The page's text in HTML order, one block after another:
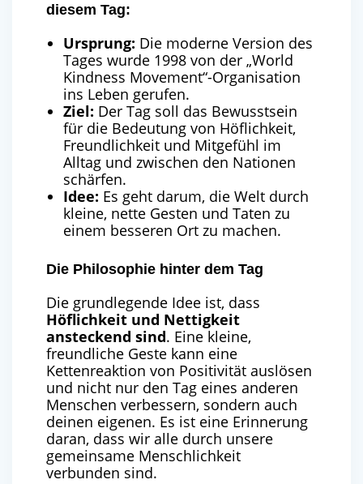
diesem Tag:
Ursprung: Die moderne Version des
Tages wurde 1998 von der „World
Kindness Movement“-Organisation
ins Leben gerufen.
Ziel: Der Tag soll das Bewusstsein
für die Bedeutung von Höflichkeit,
Freundlichkeit und Mitgefühl im
Alltag und zwischen den Nationen
schärfen.
Idee: Es geht darum, die Welt durch
kleine, nette Gesten und Taten zu
einem besseren Ort zu machen.
Die Philosophie hinter dem Tag
Die grundlegende Idee ist, dass
Höflichkeit und Nettigkeit
ansteckend sind. Eine kleine,
freundliche Geste kann eine
Kettenreaktion von Positivität auslösen
und nicht nur den Tag eines anderen
Menschen verbessern, sondern auch
deinen eigenen. Es ist eine Erinnerung
daran, dass wir alle durch unsere
gemeinsame Menschlichkeit
verbunden sind.